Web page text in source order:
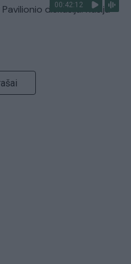
00:42:12
diskusija: Rusija